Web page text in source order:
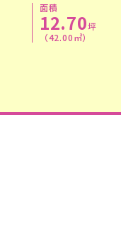
面積
12.70坪
（42.00㎡）